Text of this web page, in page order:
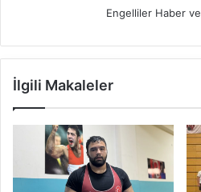
Engelliler Haber
İlgili Makaleler